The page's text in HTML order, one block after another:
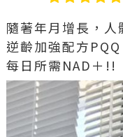
隨著年月增長，
逆齡加強配方
每日所需NAD＋!!